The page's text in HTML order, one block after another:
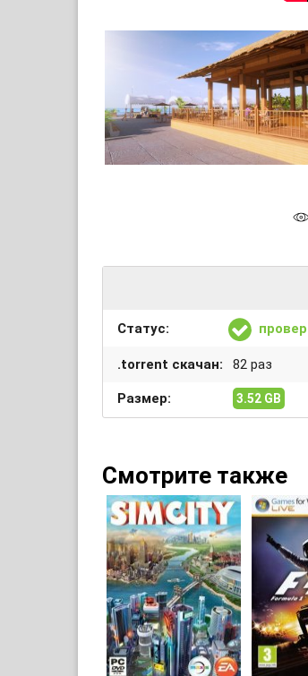
Статус:
.torrent скачан: 82 раз
Размер: 3.52 GB
Смотрите также